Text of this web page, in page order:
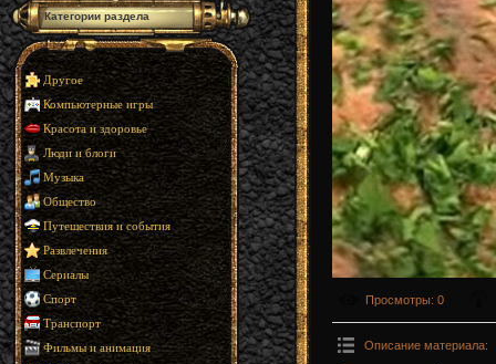
Категории раздела
Другое
Компьютерные игры
Красота и здоровье
Люди и блоги
Музыка
Общество
Путешествия и события
Развлечения
Сериалы
Спорт
Транспорт
Фильмы и анимация
Просмотры: 0
Описание материала: